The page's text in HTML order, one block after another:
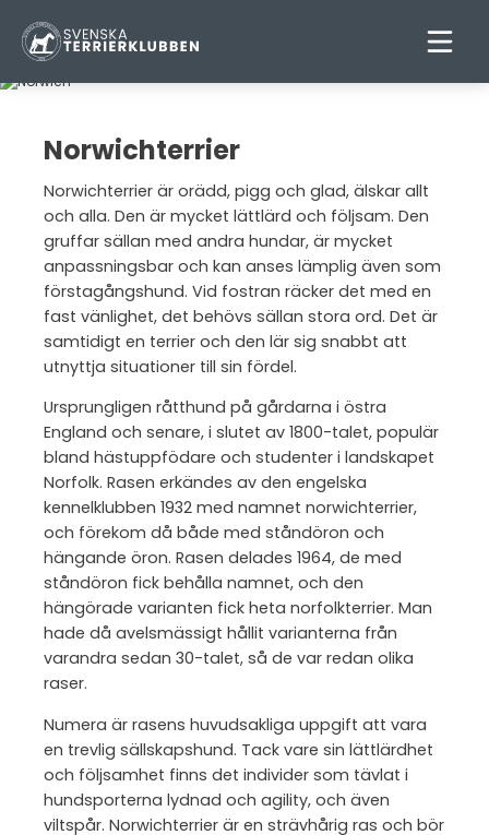
Norwichterrier
Norwichterrier är orädd, pigg och glad, älskar allt
och alla. Den är mycket lättlärd och följsam. Den
gruffar sällan med andra hundar, är mycket
anpassningsbar och kan anses lämplig även som
förstagångshund. Vid fostran räcker det med en
fast vänlighet, det behövs sällan stora ord. Det är
samtidigt en terrier och den lär sig snabbt att
utnyttja situationer till sin fördel.
Ursprungligen råtthund på gårdarna i östra
England och senare, i slutet av 1800-talet, populär
bland hästuppfödare och studenter i landskapet
Norfolk. Rasen erkändes av den engelska
kennelklubben 1932 med namnet norwichterrier,
och förekom då både med ståndöron och
hängande öron. Rasen delades 1964, de med
ståndöron fick behålla namnet, och den
hängörade varianten fick heta norfolkterrier. Man
hade då avelsmässigt hållit varianterna från
varandra sedan 30-talet, så de var redan olika
raser.
Numera är rasens huvudsakliga uppgift att vara
en trevlig sällskapshund. Tack vare sin lättlärdhet
och följsamhet finns det individer som tävlat i
hundsporterna lydnad och agility, och även
viltspår. Norwichterrier är en strävhårig ras och bör